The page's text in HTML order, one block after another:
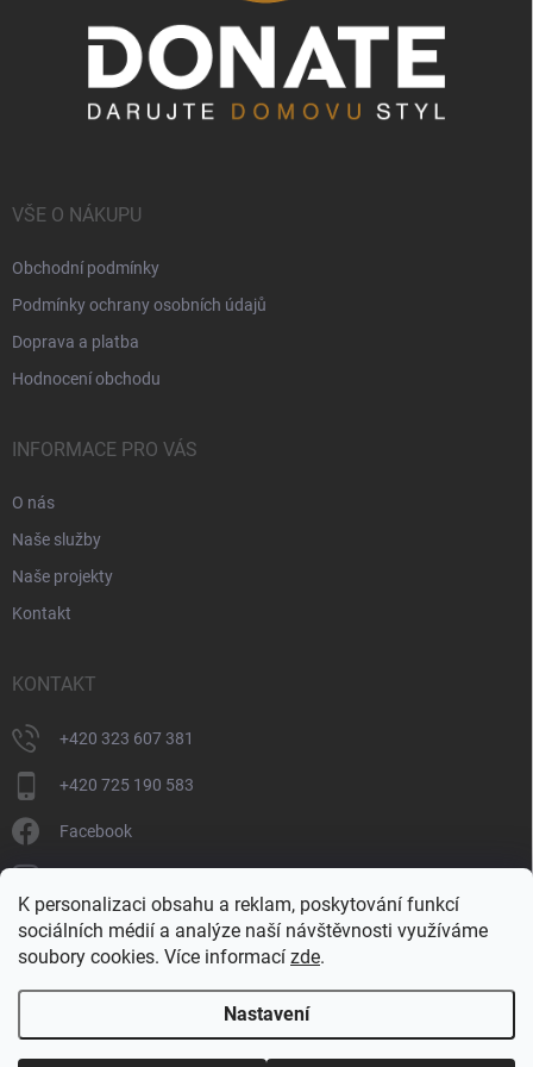
K personalizaci obsahu a reklam, poskytování funkcí
sociálních médií a analýze naší návštěvnosti využíváme
soubory cookies. Více informací zde.
Nastavení
VŠE O NÁKUPU
Obchodní podmínky
Podmínky ochrany osobních údajů
Doprava a platba
Hodnocení obchodu
INFORMACE PRO VÁS
O nás
Naše služby
Naše projekty
Kontakt
KONTAKT
+420 323 607 381
+420 725 190 583
Facebook
+420 725 190 583
Copyright 2026DONATE. Všechna práva vyhrazena.Upravit nastavení